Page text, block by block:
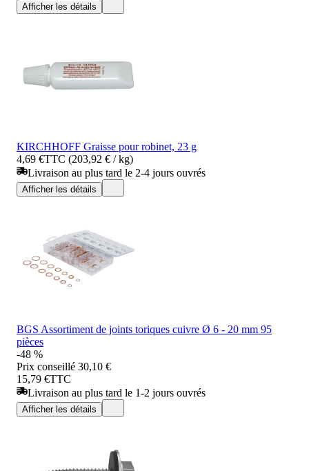
Afficher les détails
KIRCHHOFF Graisse pour robinet, 23 g
4,69 €TTC (203,92 € / kg)
Livraison au plus tard le 2-4 jours ouvrés
Afficher les détails
BGS Assortiment de joints toriques cuivre Ø 6 - 20 mm 95
pièces
-48 %
Prix conseillé 30,10 €
15,79 €TTC
Livraison au plus tard le 1-2 jours ouvrés
Afficher les détails